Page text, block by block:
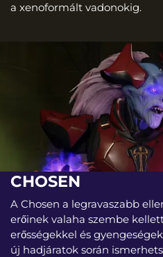
a xenoformált vadonokig.
CHOSEN
A Chosen a legravaszabb
erőinek valaha szembe
erősségekkel és
új hadjáratok során